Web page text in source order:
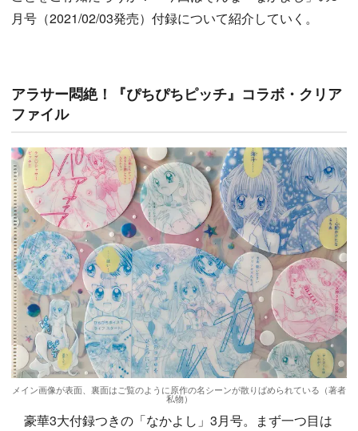
月号（2021/02/03発売）付録について紹介していく。
アラサー悶絶！『ぴちぴちピッチ』コラボ・クリア
ファイル
メイン画像が表面、裏面はご覧のように原作の名シーンが散りばめられている（著者
私物）
豪華3大付録つきの「なかよし」3月号。まず一つ目は